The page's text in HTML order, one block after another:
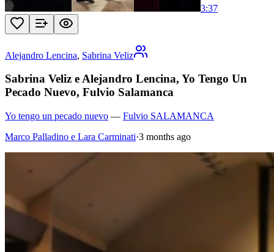
3:37
Alejandro Lencina, Sabrina Veliz
Sabrina Veliz e Alejandro Lencina, Yo Tengo Un
Pecado Nuevo, Fulvio Salamanca
Yo tengo un pecado nuevo — Fulvio SALAMANCA
Marco Palladino e Lara Carminati·3 months ago